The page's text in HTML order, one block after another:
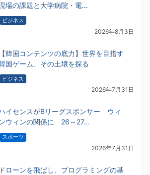
場の課題と大学病院・電…
ビジネス
2026年8月3日
【韓国コンテンツの底力】世界を目指す
国ゲーム、その土壌を探る
ビジネス
2026年7月31日
イセンスがBリーグスポンサー ウィ
ンウィンの関係に 26～27…
スポーツ
2026年7月31日
ドローンを飛ばし、プログラミングの基